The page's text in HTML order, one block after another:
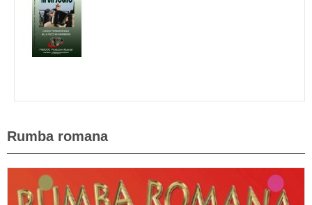
Rumba romana